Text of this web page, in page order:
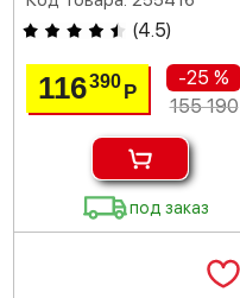
(4.5)
116390 Р
-25 %
155 190
под заказ